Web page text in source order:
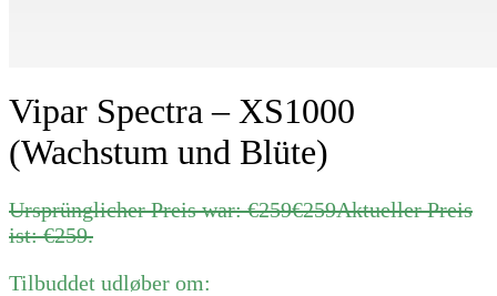
Vipar Spectra – XS1000
(Wachstum und Blüte)
Ursprünglicher Preis war: €259€259Aktueller Preis
ist: €259.
Tilbuddet udløber om: